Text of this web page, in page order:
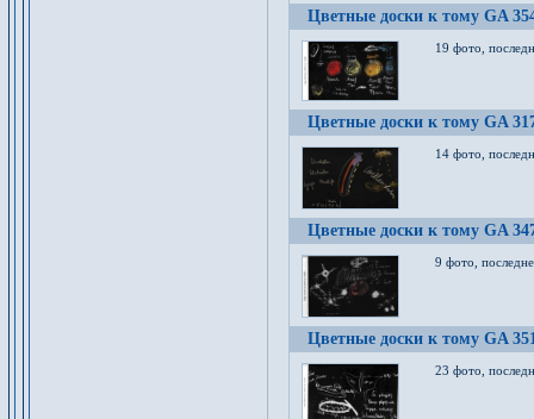
Цветные доски к тому GA
19 фото,
Цветные доски к тому GA
14 фото,
Цветные доски к тому GA
9 фото,
Цветные доски к тому GA
23 фото,